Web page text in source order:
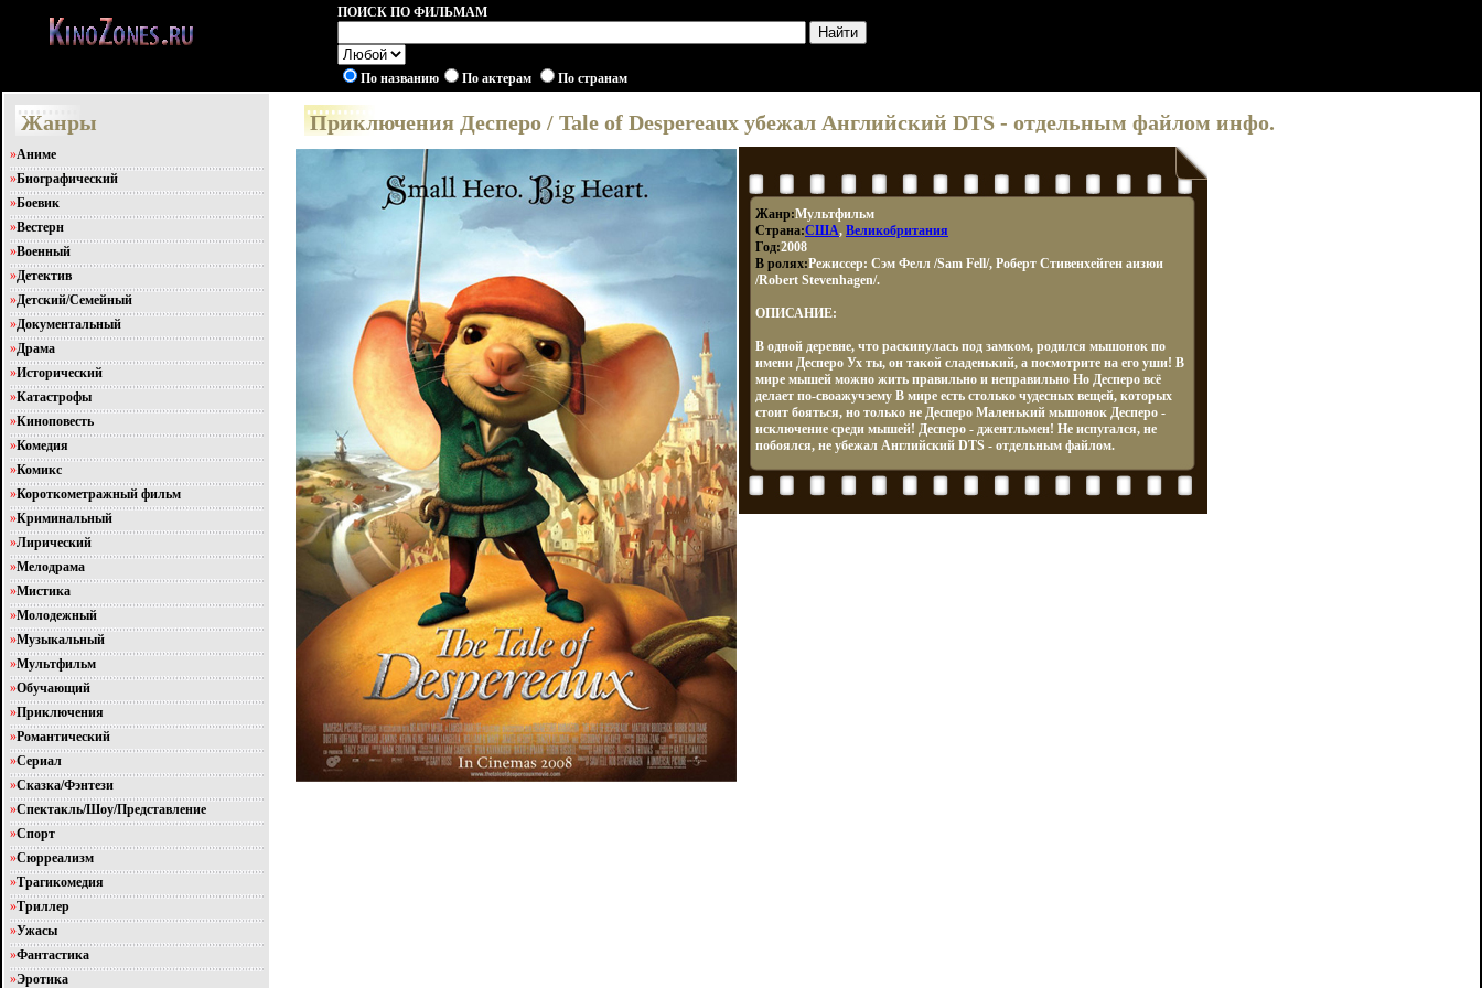
ПОИСК ПО ФИЛЬМАМ
По названию По актерам По странам
Жанры
»Аниме
»Биографический
»Боевик
»Вестерн
»Военный
»Детектив
»Детский/Семейный
»Документальный
»Драма
»Исторический
»Катастрофы
»Киноповесть
»Комедия
»Комикс
»Короткометражный фильм
»Криминальный
»Лирический
»Мелодрама
»Мистика
»Молодежный
»Музыкальный
»Мультфильм
»Обучающий
»Приключения
»Романтический
»Сериал
»Сказка/Фэнтези
»Спектакль/Шоу/Представление
»Спорт
»Сюрреализм
»Трагикомедия
»Триллер
»Ужасы
»Фантастика
»Эротика
Приключения Десперо / Tale of Despereaux убежал Английский DTS - отдельным файлом инфо.
Жанр:Мультфильм
Страна:США, Великобритания
Год:2008
В ролях:Режиссер: Сэм Фелл /Sam Fell/, Роберт Стивенхейген аизюи
/Robert Stevenhagen/.
ОПИСАНИЕ:
В одной деревне, что раскинулась под замком, родился мышонок по
имени Десперо Ух ты, он такой сладенький, а посмотрите на его уши! В
мире мышей можно жить правильно и неправильно Но Десперо всё
делает по-своажучэему В мире есть столько чудесных вещей, которых
стоит бояться, но только не Десперо Маленький мышонок Десперо -
исключение среди мышей! Десперо - джентльмен! Не испугался, не
побоялся, не убежал Английский DTS - отдельным файлом.